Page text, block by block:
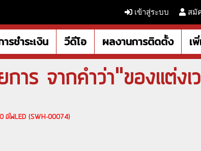
เข้าสู่ระบบ สมั
รชำระเงิน วีดีโอ ผลงานการติดตั้ง เ
ร จากคำว่า"ของแต่งเ
มีไฟLED (SWH-00074)